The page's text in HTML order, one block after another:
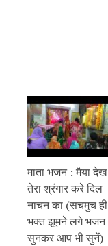
माता भजन : मैया देख
तेरा श्रंगार करे दिल
नाचन का (सचमुच ही
भक्त झूमने लगे भजन
सुनकर आप भी सुनें)